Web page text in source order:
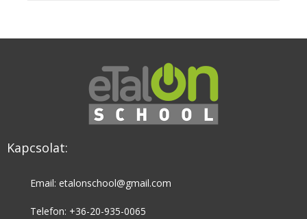
Kapcsolat:
Email: etalonschool@gmail.com
Telefon: +36-20-935-0065